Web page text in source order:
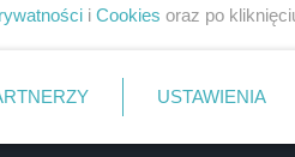
w siłę
i Cookies oraz po
USTAWIENIA